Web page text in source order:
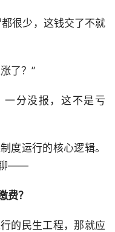
很少，这钱交了不就
了？”
一分没报，这不是亏
度运行的核心逻辑。
聊——
费？
的民生工程，那就应